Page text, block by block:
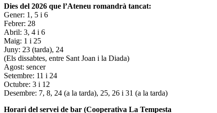
Dies del 2026 que l’Ateneu romandrà tancat:
Gener: 1, 5 i 6
Febrer: 28
Abril: 3, 4 i 6
Maig: 1 i 25
Juny: 23 (tarda), 24
(Els dissabtes, entre Sant Joan i la Diada)
Agost: sencer
Setembre: 11 i 24
Octubre: 3 i 12
Desembre: 7, 8, 24 (a la tarda), 25, 26 i 31 (a la tarda)
Horari del servei de bar (Cooperativa La Tempesta